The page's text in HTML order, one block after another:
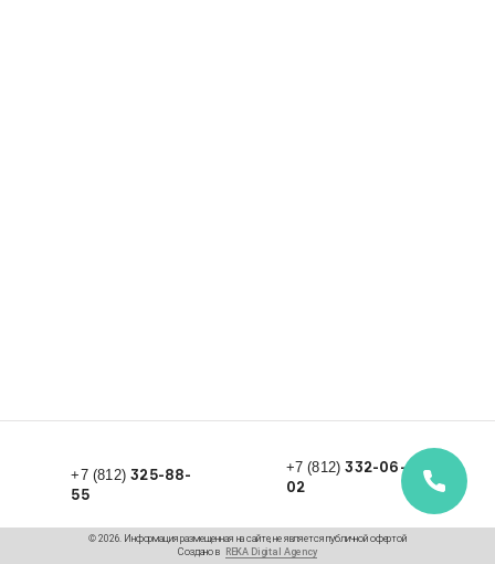
+7 (812)325-88-
55
+7 (812)332-06-
02
© 2026. Информация размещенная на сайте, не является публичной офертой
Создано в
REKA Digital Agency